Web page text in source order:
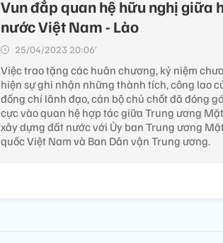
Vun đắp quan hệ hữu nghị giữa
nước Việt Nam - Lào
25/04/2023 20:06’
Việc trao tặng các huân chương, kỷ niệm
hiện sự ghi nhận những thành tích, công lao
đồng chí lãnh đạo, cán bộ chủ chốt đã đóng
cực vào quan hệ hợp tác giữa Trung ương
xây dựng đất nước với Ủy ban Trung ương
quốc Việt Nam và Ban Dân vận Trung ương.